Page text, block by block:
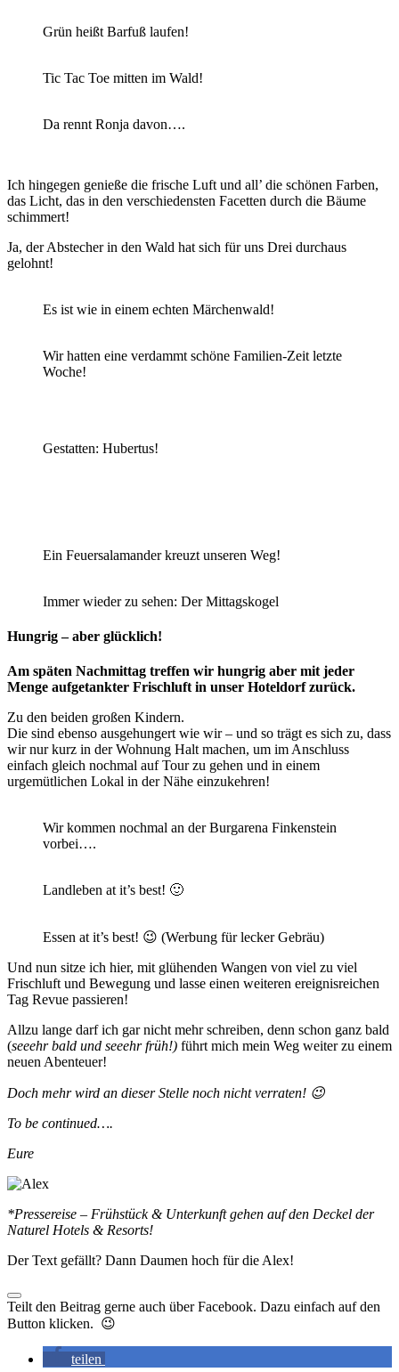
Grün heißt Barfuß laufen!
Tic Tac Toe mitten im Wald!
Da rennt Ronja davon….
Ich hingegen genieße die frische Luft und all’ die schönen Farben,
das Licht, das in den verschiedensten Facetten durch die Bäume
schimmert!
Ja, der Abstecher in den Wald hat sich für uns Drei durchaus
gelohnt!
Es ist wie in einem echten Märchenwald!
Wir hatten eine verdammt schöne Familien-Zeit letzte
Woche!
Gestatten: Hubertus!
Ein Feuersalamander kreuzt unseren Weg!
Immer wieder zu sehen: Der Mittagskogel
Hungrig – aber glücklich!
Am späten Nachmittag treffen wir hungrig aber mit jeder
Menge aufgetankter Frischluft in unser Hoteldorf zurück.
Zu den beiden großen Kindern.
Die sind ebenso ausgehungert wie wir – und so trägt es sich zu, dass
wir nur kurz in der Wohnung Halt machen, um im Anschluss
einfach gleich nochmal auf Tour zu gehen und in einem
urgemütlichen Lokal in der Nähe einzukehren!
Wir kommen nochmal an der Burgarena Finkenstein
vorbei….
Landleben at it’s best! 🙂
Essen at it’s best! 😉 (Werbung für lecker Gebräu)
Und nun sitze ich hier, mit glühenden Wangen von viel zu viel
Frischluft und Bewegung und lasse einen weiteren ereignisreichen
Tag Revue passieren!
Allzu lange darf ich gar nicht mehr schreiben, denn schon ganz bald
(seeehr bald und seeehr früh!) führt mich mein Weg weiter zu einem
neuen Abenteuer!
Doch mehr wird an dieser Stelle noch nicht verraten! 😉
To be continued….
Eure
*Pressereise – Frühstück & Unterkunft gehen auf den Deckel der
Naturel Hotels & Resorts!
Der Text gefällt? Dann Daumen hoch für die Alex!
Teilt den Beitrag gerne auch über Facebook. Dazu einfach auf den
Button klicken. 😉
teilen